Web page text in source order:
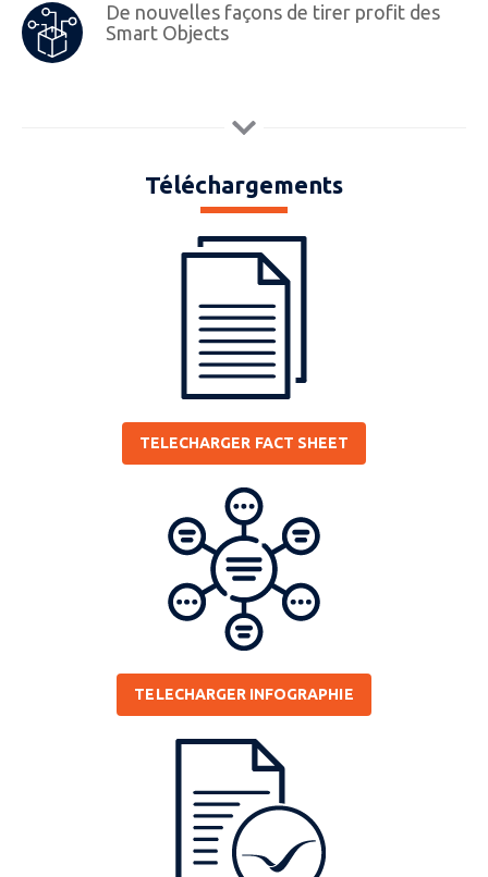
De nouvelles façons de tirer profit des
Smart Objects
Téléchargements
TELECHARGER FACT SHEET
TELECHARGER INFOGRAPHIE